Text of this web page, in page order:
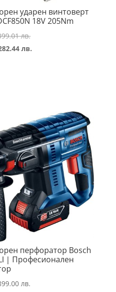
ударен винтоверт
18V 205Nm
лв.Original
price
лв.Текущата
282.44 лв..
перфоратор Bosch
| Професионален
лв.